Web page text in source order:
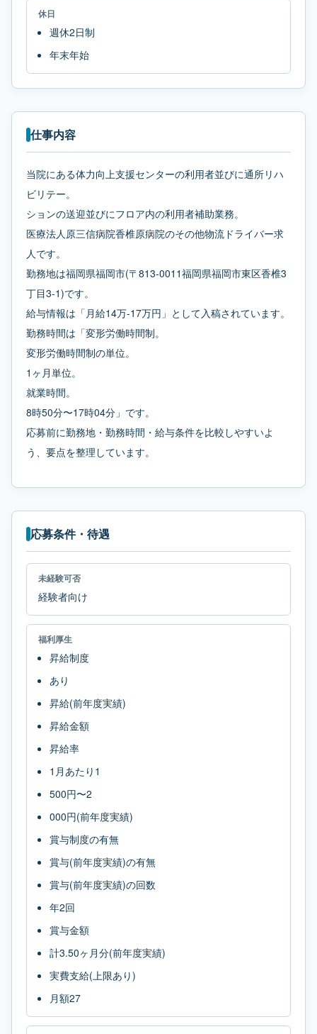
休日
週休2日制
年末年始
仕事内容
当院にある体力向上支援センターの利用者並びに通所リハ
ビリテー。
ションの送迎並びにフロア内の利用者補助業務。
医療法人原三信病院香椎原病院のその他物流ドライバー求
人です。
勤務地は福岡県福岡市(〒813-0011福岡県福岡市東区香椎3
丁目3-1)です。
給与情報は「月給14万-17万円」として入稿されています。
勤務時間は「変形労働時間制。
変形労働時間制の単位。
1ヶ月単位。
就業時間。
8時50分〜17時04分」です。
応募前に勤務地・勤務時間・給与条件を比較しやすいよ
う、要点を整理しています。
応募条件・待遇
未経験可否
経験者向け
福利厚生
昇給制度
あり
昇給(前年度実績)
昇給金額
昇給率
1月あたり1
500円〜2
000円(前年度実績)
賞与制度の有無
賞与(前年度実績)の有無
賞与(前年度実績)の回数
年2回
賞与金額
計3.50ヶ月分(前年度実績)
実費支給(上限あり)
月額27